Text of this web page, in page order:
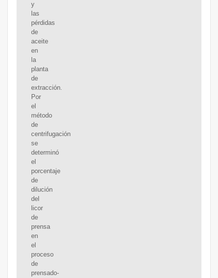
y
las
pérdidas
de
aceite
en
la
planta
de
extracción.
Por
el
método
de
centrifugación
se
determinó
el
porcentaje
de
dilución
del
licor
de
prensa
en
el
proceso
de
prensado-